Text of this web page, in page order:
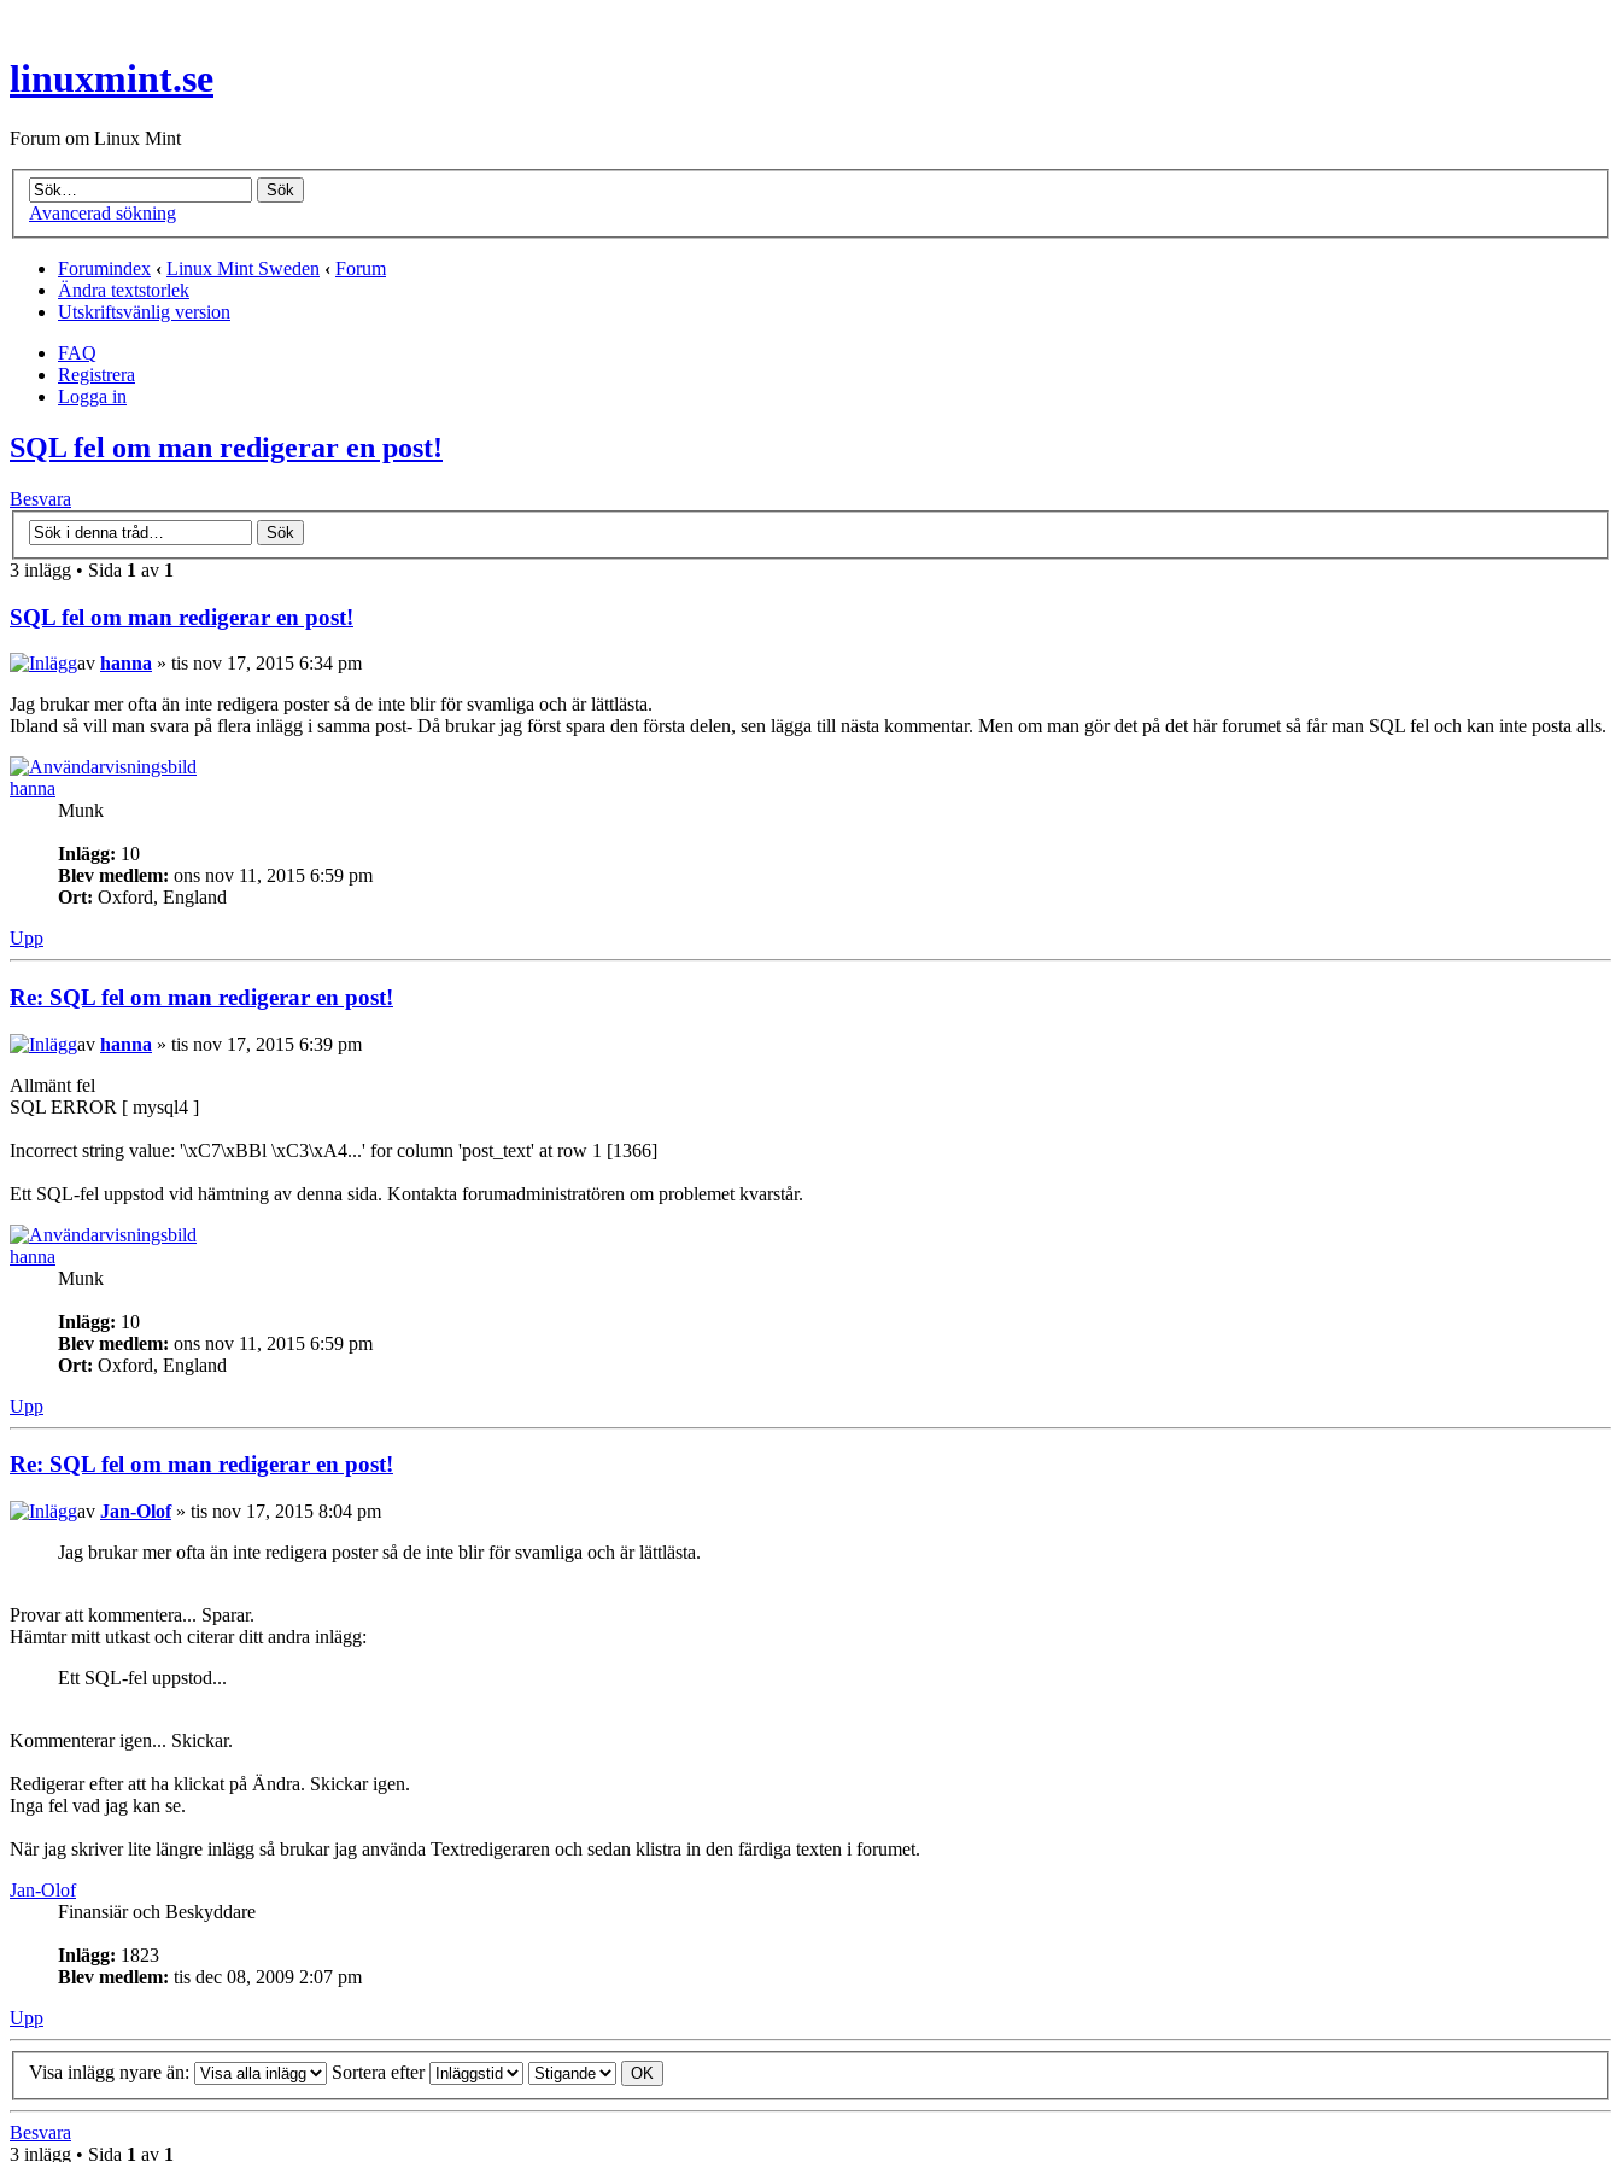
linuxmint.se
Forum om Linux Mint
Avancerad sökning
Forumindex ‹ Linux Mint Sweden ‹ Forum
Ändra textstorlek
Utskriftsvänlig version
FAQ
Registrera
Logga in
SQL fel om man redigerar en post!
Besvara
3 inlägg • Sida 1 av 1
SQL fel om man redigerar en post!
av hanna » tis nov 17, 2015 6:34 pm
Jag brukar mer ofta än inte redigera poster så de inte blir för svamliga och är lättlästa.
Ibland så vill man svara på flera inlägg i samma post- Då brukar jag först spara den första delen, sen lägga till nästa kommentar. Men om man gör det på det här forumet så får man SQL fel och kan inte posta alls.
hanna
Munk
Inlägg: 10
Blev medlem: ons nov 11, 2015 6:59 pm
Ort: Oxford, England
Upp
Re: SQL fel om man redigerar en post!
av hanna » tis nov 17, 2015 6:39 pm
Allmänt fel
SQL ERROR [ mysql4 ]
Incorrect string value: '\xC7\xBBl \xC3\xA4...' for column 'post_text' at row 1 [1366]
Ett SQL-fel uppstod vid hämtning av denna sida. Kontakta forumadministratören om problemet kvarstår.
hanna
Munk
Inlägg: 10
Blev medlem: ons nov 11, 2015 6:59 pm
Ort: Oxford, England
Upp
Re: SQL fel om man redigerar en post!
av Jan-Olof» tis nov 17, 2015 8:04 pm
Jag brukar mer ofta än inte redigera poster så de inte blir för svamliga och är lättlästa.
Provar att kommentera... Sparar.
Hämtar mitt utkast och citerar ditt andra inlägg:
Ett SQL-fel uppstod...
Kommenterar igen... Skickar.
Redigerar efter att ha klickat på Ändra. Skickar igen.
Inga fel vad jag kan se.
När jag skriver lite längre inlägg så brukar jag använda Textredigeraren och sedan klistra in den färdiga texten i forumet.
Jan-Olof
Finansiär och Beskyddare
Inlägg: 1823
Blev medlem: tis dec 08, 2009 2:07 pm
Upp
Visa inlägg nyare än: Sortera efter
Besvara
3 inlägg • Sida 1 av 1